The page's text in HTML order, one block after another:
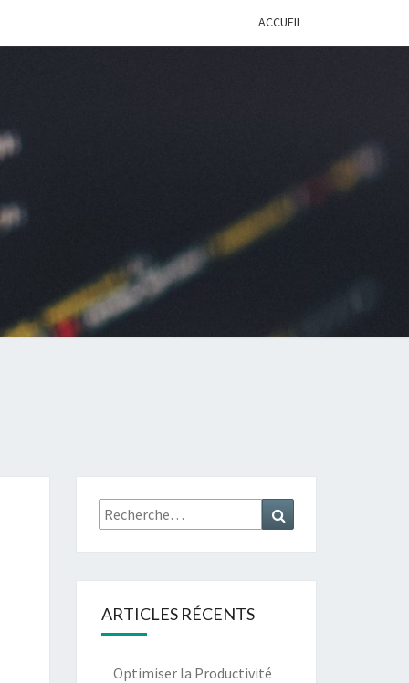
ACCUEIL
7 /
4
Recherche
:
ARTICLES RÉCENTS
Optimiser la Productivité